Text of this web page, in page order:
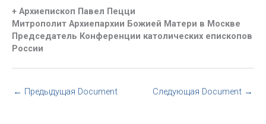
+ Архиепископ Павел Пецци
Митрополит Архиепархии Божией Матери в Москве
Председатель Конференции католических епископов
России
← Предыдущая Document Следующая Document →